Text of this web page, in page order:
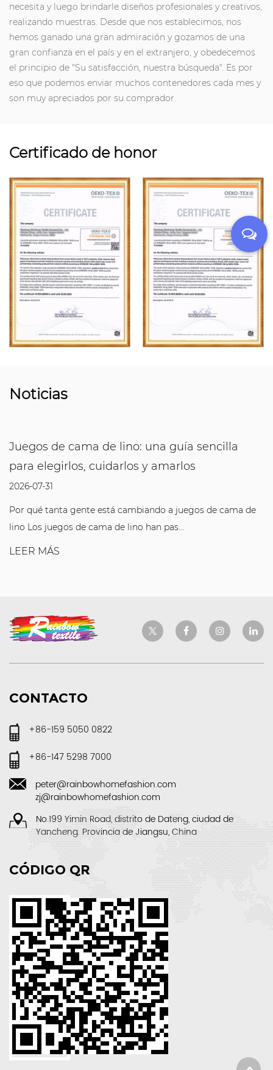
necesita y luego brindarle diseños profesionales y creativos,
realizando muestras. Desde que nos establecimos, nos
hemos ganado una gran admiración y gozamos de una
gran confianza en el país y en el extranjero, y obedecemos
el principio de "Su satisfacción, nuestra búsqueda". Es por
eso que podemos enviar muchos contenedores cada mes y
son muy apreciados por su comprador.
Certificado de honor
Noticias
Juegos de cama de lino: una guía sencilla
para elegirlos, cuidarlos y amarlos
2026-07-31
Por qué tanta gente está cambiando a juegos de cama de
lino Los juegos de cama de lino han pas...
LEER MÁS
CONTACTO
+86-159 5050 0822
+86-147 5298 7000
peter@rainbowhomefashion.com
zj@rainbowhomefashion.com
No.199 Yimin Road, distrito de Dateng, ciudad de
Yancheng. Provincia de Jiangsu, China
CÓDIGO QR